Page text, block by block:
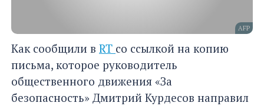
AFP
Как сообщили в RT со ссылкой на копию
письма, которое руководитель
общественного движения «За
безопасность» Дмитрий Курдесов направил